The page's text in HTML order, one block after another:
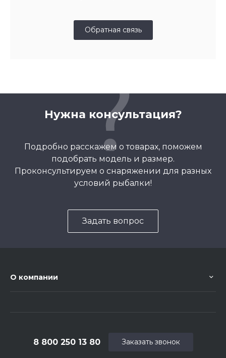
Обратная связь
Нужна консультация?
Подробно расскажем о товарах, поможем
подобрать модель и размер.
Проконсультируем о снаряжении для разных
условий рыбалки!
Задать вопрос
О компании
8 800 250 13 80 Заказать звонок